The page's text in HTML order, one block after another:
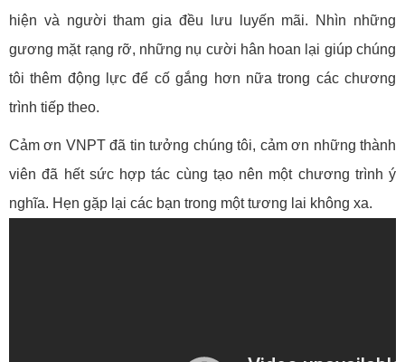
hiện và người tham gia đều lưu luyến mãi. Nhìn những
gương mặt rạng rỡ, những nụ cười hân hoan lại giúp chúng
tôi thêm động lực để cố gắng hơn nữa trong các chương
trình tiếp theo.
Cảm ơn VNPT đã tin tưởng chúng tôi, cảm ơn những thành
viên đã hết sức hợp tác cùng tạo nên một chương trình ý
nghĩa. Hẹn gặp lại các bạn trong một tương lai không xa.